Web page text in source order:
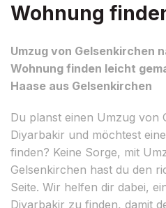
Wohnung
Umzug von Gelsenkirchen
Wohnung finden leicht
Haase aus Gelsenkirchen
Du planst einen Umzug von
Diyarbakir und möchtest
finden? Keine Sorge, mit
Gelsenkirchen hast du den
Seite. Wir helfen dir dabei,
Diyarbakir zu finden, damit